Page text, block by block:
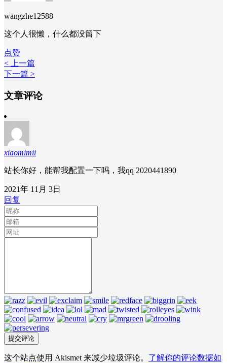
wangzhe12588
这个人很懒，什么都没留下
点赞
< 上一篇
下一篇 >
文章评论
xiaomimii
站长你好，能帮我配置一下吗，我qq 2020441890
2021年 11月 3日
回复
这个站点使用 Akismet 来减少垃圾评论。 了解你的评论数据如